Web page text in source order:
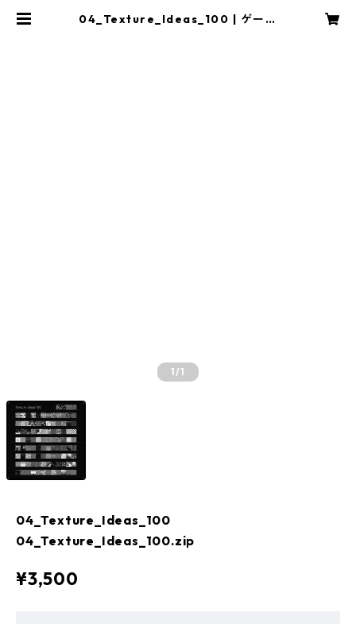
04_Texture_Ideas_100 | ゲーム
1/1
04_Texture_Ideas_100
04_Texture_Ideas_100.zip
¥3,500